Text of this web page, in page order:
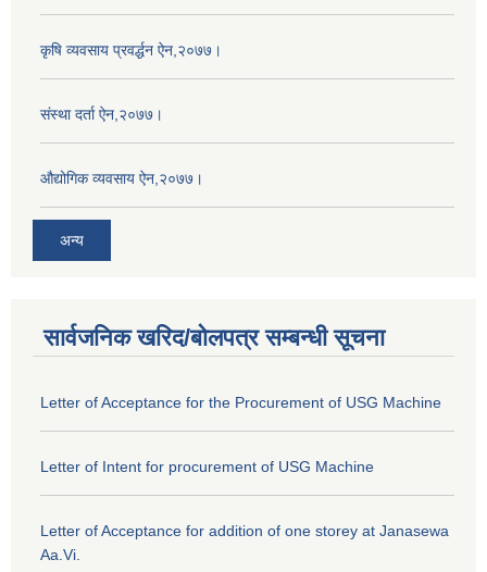
कृषि व्यवसाय प्रवर्द्धन ऐन,२०७७।
संस्था दर्ता ऐन,२०७७।
औद्योगिक व्यवसाय ऐन,२०७७।
अन्य
सार्वजनिक खरिद/बोलपत्र सम्बन्धी सूचना
Letter of Acceptance for the Procurement of USG Machine
Letter of Intent for procurement of USG Machine
Letter of Acceptance for addition of one storey at Janasewa
Aa.Vi.